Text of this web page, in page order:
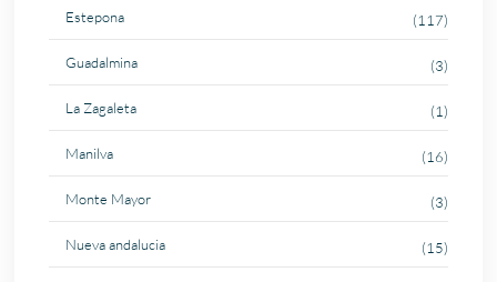
Estepona (117)
Guadalmina (3)
La Zagaleta (1)
Manilva (16)
Monte Mayor (3)
Nueva andalucia (15)